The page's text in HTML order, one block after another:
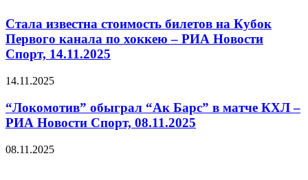
Стала известна стоимость билетов на Кубок
Первого канала по хоккею – РИА Новости
Спорт, 14.11.2025
14.11.2025
“Локомотив” обыграл “Ак Барс” в матче КХЛ –
РИА Новости Спорт, 08.11.2025
08.11.2025